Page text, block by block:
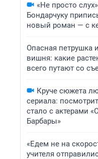
«Не просто
Бондарчуку
новый роман — с
Опасная петрушка
вишня: какие
всего путают со
Круче сюжета
сериала:
стало с актерами
Барбары»
«Едем не на
учителя